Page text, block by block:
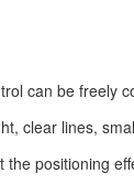
can be freely
clear lines,
the positioning